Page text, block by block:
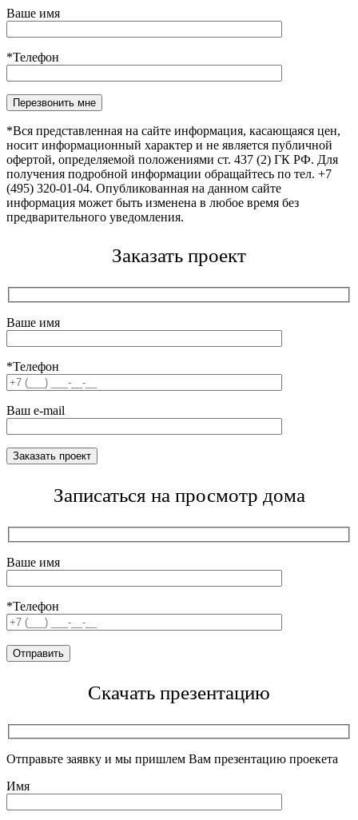
Ваше имя
*Телефон
Оставьте это поле пустым.
*Вся представленная на сайте информация, касающаяся цен,
носит информационный характер и не является публичной
офертой, определяемой положениями ст. 437 (2) ГК РФ. Для
получения подробной информации обращайтесь по тел. +7
(495) 320-01-04. Опубликованная на данном сайте
информация может быть изменена в любое время без
предварительного уведомления.
Заказать проект
Ваше имя
*Телефон
Ваш e-mail
Записаться на просмотр дома
Ваше имя
*Телефон
Скачать презентацию
Отправьте заявку и мы пришлем Вам презентацию проекета
Имя